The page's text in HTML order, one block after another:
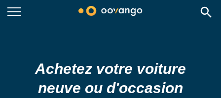
search
Achetez votre voiture
neuve ou d'occasion